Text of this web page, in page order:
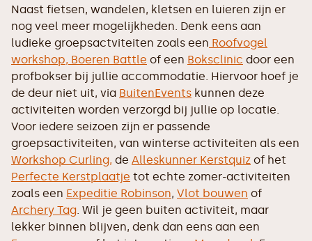
Naast fietsen, wandelen, kletsen en luieren zijn er
nog veel meer mogelijkheden. Denk eens aan
ludieke groepsactviteiten zoals een Roofvogel
workshop, Boeren Battle of een Boksclinic door een
profbokser bij jullie accommodatie. Hiervoor hoef je
de deur niet uit, via BuitenEvents kunnen deze
activiteiten worden verzorgd bij jullie op locatie.
Voor iedere seizoen zijn er passende
groepsactiviteiten, van winterse activiteiten als een
Workshop Curling, de Alleskunner Kerstquiz of het
Perfecte Kerstplaatje tot echte zomer-activiteiten
zoals een Expeditie Robinson, Vlot bouwen of
Archery Tag. Wil je geen buiten activiteit, maar
lekker binnen blijven, denk dan eens aan een